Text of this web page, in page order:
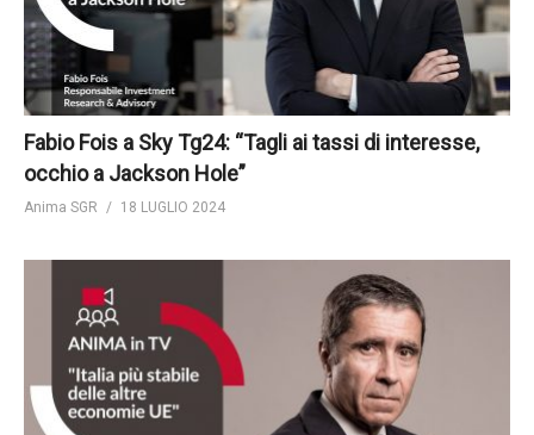
Fabio Fois a Sky Tg24: “Tagli ai tassi di interesse,
occhio a Jackson Hole”
Anima SGR 18 LUGLIO 2024